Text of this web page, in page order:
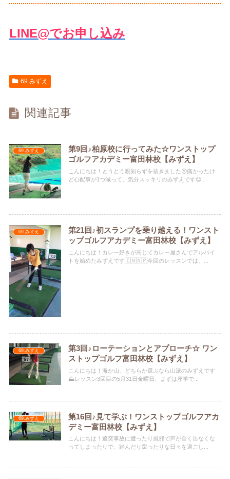
LINE@でお申し込み
69.みずえ
関連記事
69.みずえ
第9回♪柏原校に行ってみた☆ワンストップ
ゴルフアカデミー富田林校【みずえ】
こんにちは！とうとう親知らずを抜きました😣痛かったけ
ど心配事が1つ減って、気分スッキリのみずえです😉...
69.みずえ
第21回♪初スランプを乗り越える！ワンスト
ップゴルフアカデミー富田林校【みずえ】
こんにちは！カレー好きが高じてカレー屋さんでアルバイ
トを始めたみずえです🇮🇳🇳🇵今回のレッスンでは、...
69.みずえ
第3回♪ローテーションとアプローチ☆ ワン
ストップゴルフ富田林校【みずえ】
こんにちは！海か山、どちらか選ぶなら山派のみずえです
⛰レッスン3回目の5月31日金曜日、まずは座学で...
69.みずえ
第16回♪見て学ぶ！ワンストップゴルフアカ
デミー富田林校【みずえ】
こんにちは！追突事故に遭ったり風邪で声が全く出なくな
ってしまったりで、踏んだり蹴ったりな日々を過ごし...